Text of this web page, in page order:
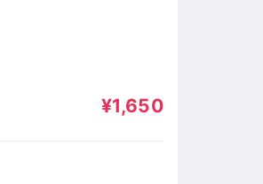
¥1,650